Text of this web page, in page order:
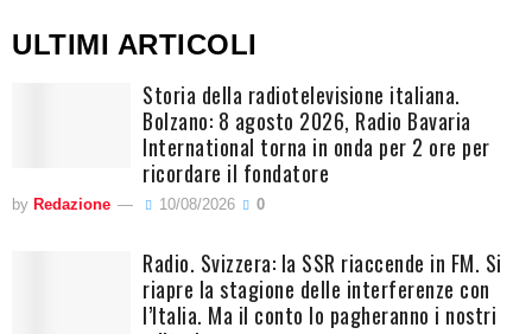
ULTIMI ARTICOLI
Storia della radiotelevisione italiana.
Bolzano: 8 agosto 2026, Radio Bavaria
International torna in onda per 2 ore per
ricordare il fondatore
by Redazione 10/08/2026 0
Radio. Svizzera: la SSR riaccende in FM. Si
riapre la stagione delle interferenze con
l’Italia. Ma il conto lo pagheranno i nostri